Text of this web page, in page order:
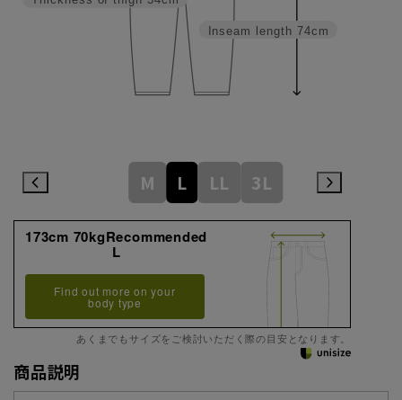
Inseam length 74cm
M L LL 3L
173cm 70kgRecommended
L
Find out more on your
body type
あくまでもサイズをご検討いただく際の目安となります。
商品説明